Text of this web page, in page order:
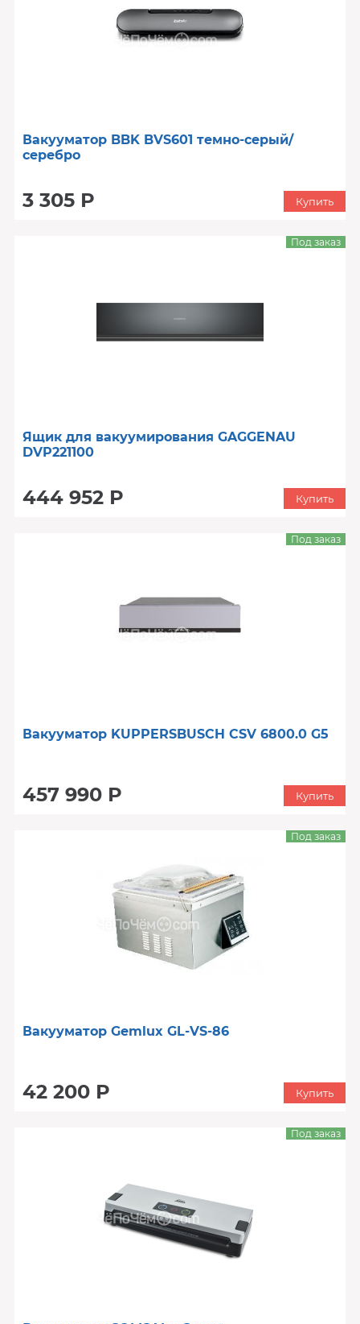
Вакууматор BBK BVS601 темно-серый/
серебро
3 305 Р Купить
Ящик для вакуумирования GAGGENAU
DVP221100
444 952 Р
Под заказ
Купить
Вакууматор KUPPERSBUSCH CSV 6800.0 G5
457 990 Р
Под заказ
Купить
Вакууматор Gemlux GL-VS-86
42 200 Р
Под заказ
Купить
Под заказ